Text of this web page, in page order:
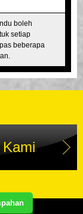
boleh
setiap
beberapa